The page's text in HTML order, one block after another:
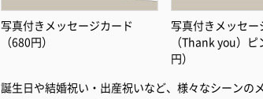
写真付きメッセージカード
（680円）
写真付きメッセー
（Thank you）
円）
誕生日や結婚祝い・出産祝いなど、様々なシーンの